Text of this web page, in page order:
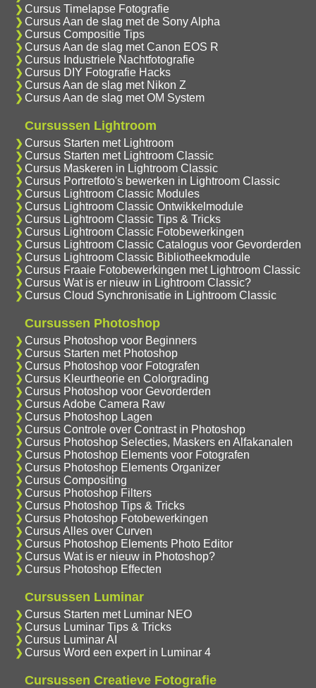
Cursus Timelapse Fotografie
Cursus Aan de slag met de Sony Alpha
Cursus Compositie Tips
Cursus Aan de slag met Canon EOS R
Cursus Industriele Nachtfotografie
Cursus DIY Fotografie Hacks
Cursus Aan de slag met Nikon Z
Cursus Aan de slag met OM System
Cursussen Lightroom
Cursus Starten met Lightroom
Cursus Starten met Lightroom Classic
Cursus Maskeren in Lightroom Classic
Cursus Portretfoto's bewerken in Lightroom Classic
Cursus Lightroom Classic Modules
Cursus Lightroom Classic Ontwikkelmodule
Cursus Lightroom Classic Tips & Tricks
Cursus Lightroom Classic Fotobewerkingen
Cursus Lightroom Classic Catalogus voor Gevorderden
Cursus Lightroom Classic Bibliotheekmodule
Cursus Fraaie Fotobewerkingen met Lightroom Classic
Cursus Wat is er nieuw in Lightroom Classic?
Cursus Cloud Synchronisatie in Lightroom Classic
Cursussen Photoshop
Cursus Photoshop voor Beginners
Cursus Starten met Photoshop
Cursus Photoshop voor Fotografen
Cursus Kleurtheorie en Colorgrading
Cursus Photoshop voor Gevorderden
Cursus Adobe Camera Raw
Cursus Photoshop Lagen
Cursus Controle over Contrast in Photoshop
Cursus Photoshop Selecties, Maskers en Alfakanalen
Cursus Photoshop Elements voor Fotografen
Cursus Photoshop Elements Organizer
Cursus Compositing
Cursus Photoshop Filters
Cursus Photoshop Tips & Tricks
Cursus Photoshop Fotobewerkingen
Cursus Alles over Curven
Cursus Photoshop Elements Photo Editor
Cursus Wat is er nieuw in Photoshop?
Cursus Photoshop Effecten
Cursussen Luminar
Cursus Starten met Luminar NEO
Cursus Luminar Tips & Tricks
Cursus Luminar AI
Cursus Word een expert in Luminar 4
Cursussen Creatieve Fotografie